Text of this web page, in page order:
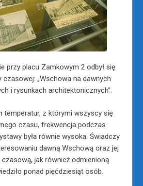
przy placu Zamkowym 2 odbył się
czasowej: „Wschowa na dawnych
i rysunkach architektonicznych”.
temperatur, z którymi wszyscy się
czasu, frekwencja podczas
była równie wysoka. Świadczy
dawną Wschową oraz jej
jak również odmienioną
ponad pięćdziesiąt osób.